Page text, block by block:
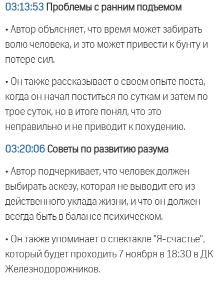
03:13:53 Проблемы с ранним подъемом
• Автор объясняет, что время может забирать
волю человека, и это может привести к бунту и
потере сил.
• Он также рассказывает о своем опыте поста,
когда он начал поститься по суткам и затем по
трое суток, но в итоге понял, что это
неправильно и не приводит к похудению.
03:20:06 Советы по развитию разума
• Автор подчеркивает, что человек должен
выбирать аскезу, которая не выводит его из
действенного уклада жизни, и что он должен
всегда быть в балансе психическом.
• Он также упоминает о спектакле "Я-счастье",
который будет проходить 7 ноября в 18:30 в ДК
Железнодорожников.